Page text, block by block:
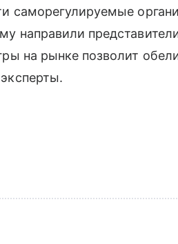
саморегулируемые
направили
на рынке позволит